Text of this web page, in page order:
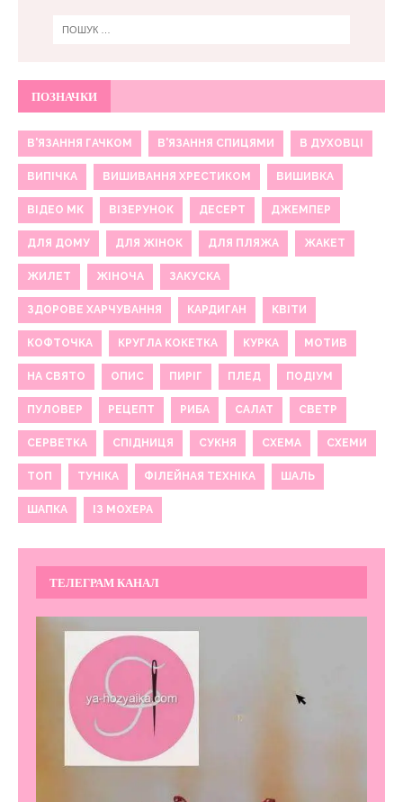
ПОЗНАЧКИ
В'ЯЗАННЯ ГАЧКОМ В'ЯЗАННЯ СПИЦЯМИ В ДУХОВЦІ
ВИПІЧКА ВИШИВАННЯ ХРЕСТИКОМ ВИШИВКА
ВІДЕО МК ВІЗЕРУНОК ДЕСЕРТ ДЖЕМПЕР
ДЛЯ ДОМУ ДЛЯ ЖІНОК ДЛЯ ПЛЯЖА ЖАКЕТ
ЖИЛЕТ ЖІНОЧА ЗАКУСКА
ЗДОРОВЕ ХАРЧУВАННЯ КАРДИГАН КВІТИ
КОФТОЧКА КРУГЛА КОКЕТКА КУРКА МОТИВ
НА СВЯТО ОПИС ПИРІГ ПЛЕД ПОДІУМ
ПУЛОВЕР РЕЦЕПТ РИБА САЛАТ СВЕТР
СЕРВЕТКА СПІДНИЦЯ СУКНЯ СХЕМА СХЕМИ
ТОП ТУНІКА ФІЛЕЙНАЯ ТЕХНІКА ШАЛЬ
ШАПКА ІЗ МОХЕРА
ТЕЛЕГРАМ КАНАЛ